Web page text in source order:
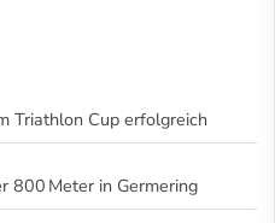
Triathlon Cup erfolgreich
800 Meter in Germering